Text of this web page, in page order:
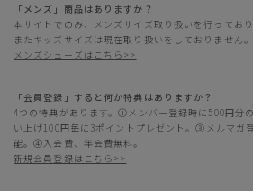
「メンズ」商品はありますか？
本サイトでのみ、メンズサイズ取り扱いを行っており
またキッズサイズは現在取り扱いをしておりません。
メンズシューズはこちら>>
「会員登録」すると何か特典はありますか？
4つの特典があります。①メンバー登録時に500円分
い上げ100円毎に3ポイントプレゼント。③メルマガ
能。④入会費、年会費無料。
新規会員登録はこちら>>